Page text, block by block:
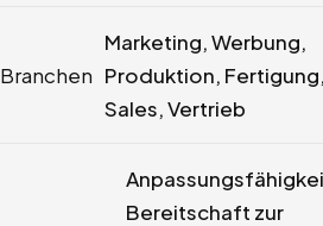
Branchen
Marketing, Werbung,
Produktion, Fertigung,
Sales, Vertrieb
Bereitschaft zur